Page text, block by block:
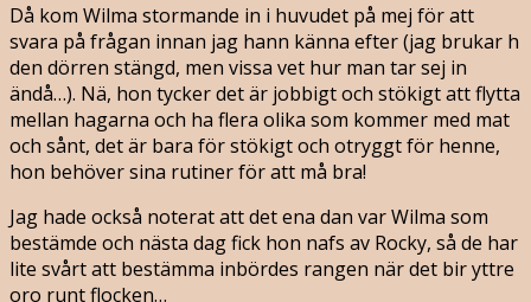
Då kom Wilma stormande in i huvudet på mej för att
svara på frågan innan jag hann känna efter (jag brukar h
den dörren stängd, men vissa vet hur man tar sej in
ändå…). Nä, hon tycker det är jobbigt och stökigt att flytta
mellan hagarna och ha flera olika som kommer med mat
och sånt, det är bara för stökigt och otryggt för henne,
hon behöver sina rutiner för att må bra!
Jag hade också noterat att det ena dan var Wilma som
bestämde och nästa dag fick hon nafs av Rocky, så de har
lite svårt att bestämma inbördes rangen när det bir yttre
oro runt flocken…